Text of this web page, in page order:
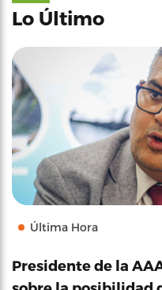
Lo Último
Última Hora
Presidente de la